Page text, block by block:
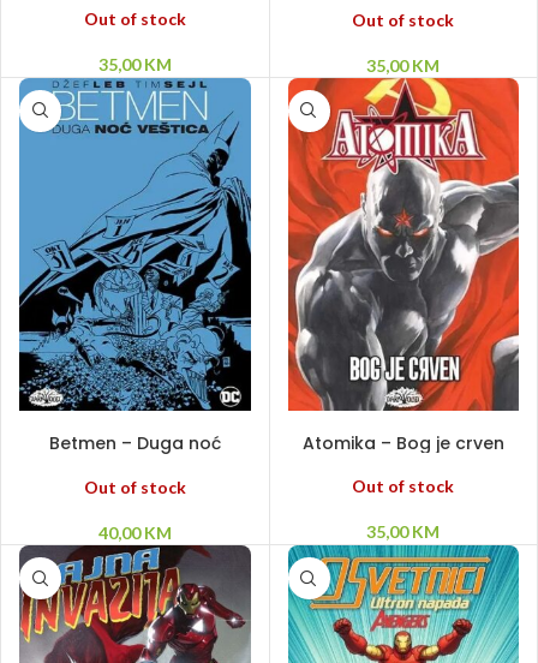
Out of stock
35,00KM
Out of stock
35,00KM
Betmen – Duga noć
Out of stock
40,00KM
Atomika – Bog je crven
Out of stock
35,00KM